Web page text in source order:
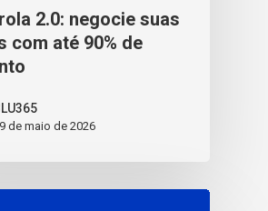
2.0: negocie suas
com até 90% de
de maio de 2026